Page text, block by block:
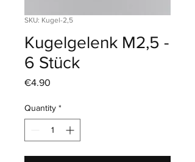
SKU: Kugel-2,5
Kugelgelenk M2,5 -
6 Stück
€4.90
Quantity *